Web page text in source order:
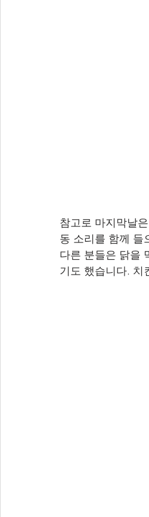
참고로 마지막날
동 소리를 함께 들
다른 분들은 닭을
기도 했습니다. 치